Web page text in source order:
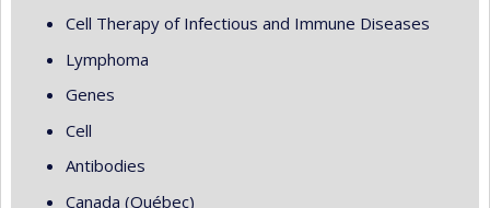
Cell Therapy of Infectious and Immune Diseases
Lymphoma
Genes
Cell
Antibodies
Canada (Québec)